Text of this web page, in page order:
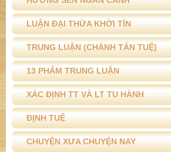
LUẬN ĐẠI THỪA KHỞI TÍN
TRUNG LUẬN (CHÁNH TẤN TUỆ)
13 PHẨM TRUNG LUẬN
XÁC ĐỊNH TT VÀ LT TU HÀNH
ĐỊNH TUỆ
CHUYỆN XƯA CHUYỆN NAY